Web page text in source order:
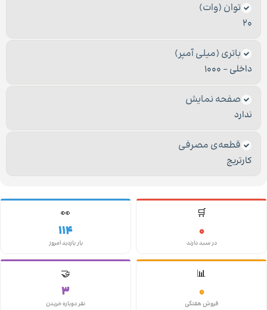
توان (وات)
20
باتری (میلی آمپر)
داخلی – 1000
صفحه نمایش
ندارد
قطعه‌ی مصرفی
کارتریج
🛒
0
در سبد دارند
👀
114
بار بازدید امروز
📊
0
فروش هفتگی
🤝
3
نفر دوباره خریدن